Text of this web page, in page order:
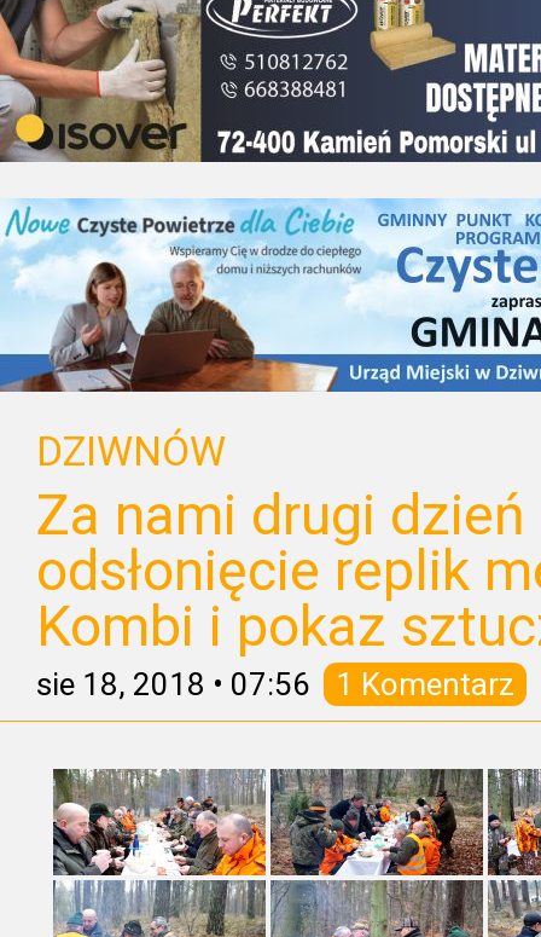
DZIWNÓW
Za nami drugi
odsłonięcie replik
Kombi i pokaz
sie 18, 2018 • 07:56 1 Komentarz